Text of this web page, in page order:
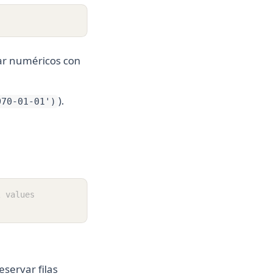
numéricos con
01-01') ).
values
filas